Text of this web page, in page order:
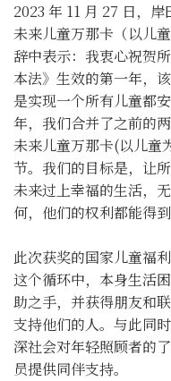
2023 年 11 月 27 日，
未来儿童万那卡（以儿
辞中表示：我衷心祝贺
本法》生效的第一年，
是实现一个所有儿童都
年，我们合并了之前的
未来儿童万那卡(以儿童
节。我们的目标是，让
未来过上幸福的生活，
何，他们的权利都能得到
此次获奖的国家儿童福
这个循环中，本身生活
助之手，并获得朋友和
支持他们的人。与此同
深社会对年轻照顾者的
员提供同伴支持。